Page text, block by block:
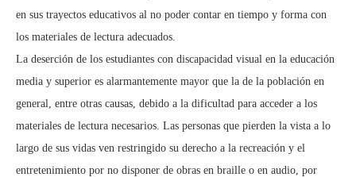
en sus trayectos educativos al no poder contar en tiempo y forma con
los materiales de lectura adecuados.
La deserción de los estudiantes con discapacidad visual en la educación
media y superior es alarmantemente mayor que la de la población en
general, entre otras causas, debido a la dificultad para acceder a los
materiales de lectura necesarios. Las personas que pierden la vista a lo
largo de sus vidas ven restringido su derecho a la recreación y el
entretenimiento por no disponer de obras en braille o en audio, por